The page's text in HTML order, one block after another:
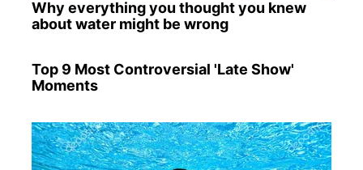
Why everything you thought you knew
about water might be wrong
Top 9 Most Controversial 'Late Show'
Moments